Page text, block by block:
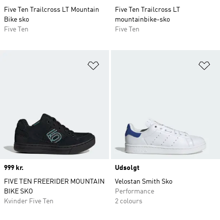
Five Ten Trailcross LT Mountain
Bike sko
Five Ten
Five Ten Trailcross LT
mountainbike-sko
Five Ten
Price
999 kr.
FIVE TEN FREERIDER MOUNTAIN
BIKE SKO
Kvinder Five Ten
Udsolgt
Velostan Smith Sko
Performance
2 colours